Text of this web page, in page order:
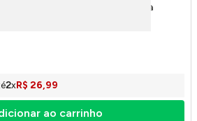
Manhattan Porcelana Preta
2xR$ 26,99
ao carrinho